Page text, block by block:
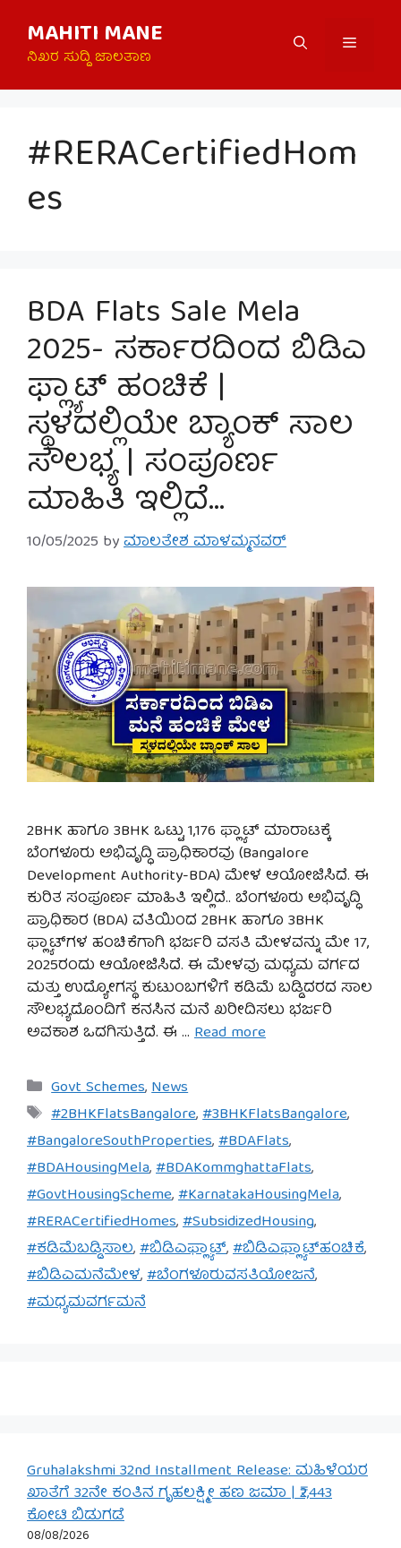
content
MAHITI MANE
ನಿಖರ ಸುದ್ದಿ ಜಾಲತಾಣ
Menu
#RERACertifiedHom
es
BDA Flats Sale Mela
2025- ಸರ್ಕಾರದಿಂದ ಬಿಡಿಎ
ಫ್ಲ್ಯಾಟ್ ಹಂಚಿಕೆ |
ಸ್ಥಳದಲ್ಲಿಯೇ ಬ್ಯಾಂಕ್ ಸಾಲ
ಸೌಲಭ್ಯ | ಸಂಪೂರ್ಣ
ಮಾಹಿತಿ ಇಲ್ಲಿದೆ…
10/05/2025 byಮಾಲತೇಶ ಮಾಳಮ್ಮನವರ್
2BHK ಹಾಗೂ 3BHK ಒಟ್ಟು 1,176 ಫ್ಲ್ಯಾಟ್ ಮಾರಾಟಕ್ಕೆ
ಬೆಂಗಳೂರು ಅಭಿವೃದ್ಧಿ ಪ್ರಾಧಿಕಾರವು (Bangalore
Development Authority-BDA) ಮೇಳ ಆಯೋಜಿಸಿದೆ. ಈ
ಕುರಿತ ಸಂಪೂರ್ಣ ಮಾಹಿತಿ ಇಲ್ಲಿದೆ.. ಬೆಂಗಳೂರು ಅಭಿವೃದ್ಧಿ
ಪ್ರಾಧಿಕಾರ (BDA) ವತಿಯಿಂದ 2BHK ಹಾಗೂ 3BHK
ಫ್ಲ್ಯಾಟ್‌ಗಳ ಹಂಚಿಕೆಗಾಗಿ ಭರ್ಜರಿ ವಸತಿ ಮೇಳವನ್ನು ಮೇ 17,
2025ರಂದು ಆಯೋಜಿಸಿದೆ. ಈ ಮೇಳವು ಮಧ್ಯಮ ವರ್ಗದ
ಮತ್ತು ಉದ್ಯೋಗಸ್ಥ ಕುಟುಂಬಗಳಿಗೆ ಕಡಿಮೆ ಬಡ್ಡಿದರದ ಸಾಲ
ಸೌಲಭ್ಯದೊಂದಿಗೆ ಕನಸಿನ ಮನೆ ಖರೀದಿಸಲು ಭರ್ಜರಿ
ಅವಕಾಶ ಒದಗಿಸುತ್ತಿದೆ. ಈ … Read more
Categories
Govt Schemes,News
Tags
#2BHKFlatsBangalore,#3BHKFlatsBangalore,
#BangaloreSouthProperties,#BDAFlats,
#BDAHousingMela,#BDAKommghattaFlats,
#GovtHousingScheme,#KarnatakaHousingMela,
#RERACertifiedHomes,#SubsidizedHousing,
#ಕಡಿಮೆಬಡ್ಡಿಸಾಲ,#ಬಿಡಿಎಫ್ಲ್ಯಾಟ್,#ಬಿಡಿಎಫ್ಲ್ಯಾಟ್‌ಹಂಚಿಕೆ,
#ಬಿಡಿಎಮನೆಮೇಳ,#ಬೆಂಗಳೂರುವಸತಿಯೋಜನೆ,
#ಮಧ್ಯಮವರ್ಗಮನೆ
Gruhalakshmi 32nd Installment Release: ಮಹಿಳೆಯರ
ಖಾತೆಗೆ 32ನೇ ಕಂತಿನ ಗೃಹಲಕ್ಷ್ಮೀ ಹಣ ಜಮಾ | ₹2,443
ಕೋಟಿ ಬಿಡುಗಡೆ
08/08/2026